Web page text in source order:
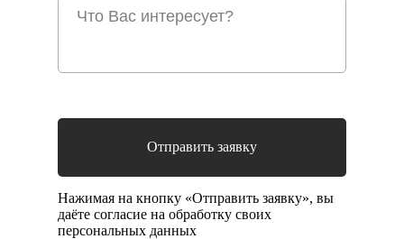
Отправить заявку
Нажимая на кнопку «Отправить заявку», вы
даёте согласие на обработку своих
персональных данных